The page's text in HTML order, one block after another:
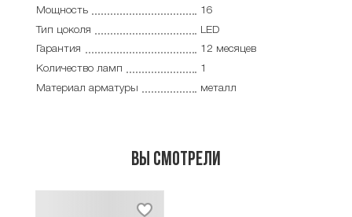
Мощность
16
Тип цоколя
LED
Гарантия
12 месяцев
Количество ламп
1
Материал арматуры
металл
Вы смотрели